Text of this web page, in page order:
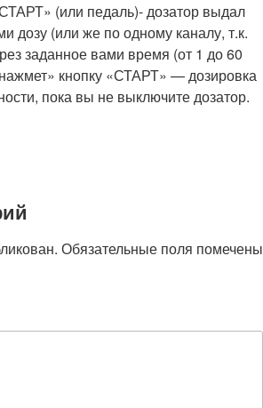
(или педаль)- дозатор выдал
дозу (или же по одному каналу, т.к.
заданное вами время (от 1 до 60
кнопку «СТАРТ» — дозировка
пока вы не выключите дозатор.
Обязательные поля помечены